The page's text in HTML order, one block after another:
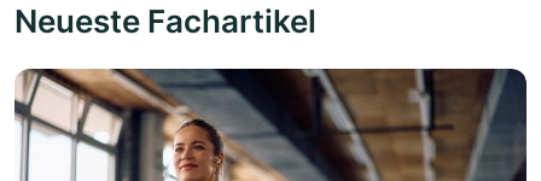
Neueste Fachartikel